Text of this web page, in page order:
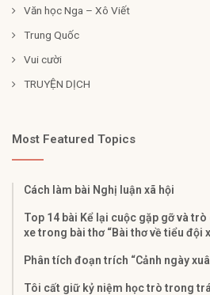
Văn học Nga – Xô Viết
Trung Quốc
Vui cười
TRUYỆN DỊCH
Most Featured Topics
Cách làm bài Nghị luận xã hội​
Top 14 bài Kể lại cuộc gặp gỡ và
xe trong bài thơ “Bài thơ về tiểu đội
Phân tích đoạn trích “Cảnh ngày
Tôi cất giữ kỷ niệm học trò trong